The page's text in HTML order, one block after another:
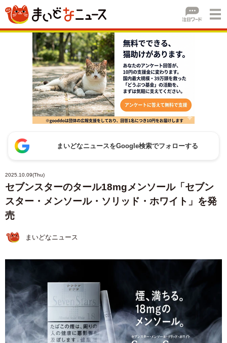
まいどなニュースをGoogle検索でフォローする
2025.10.09(Thu)
セブンスターのタール18mgメンソール「セブン
スター・メンソール・ソリッド・ホワイト」を発
売
まいどなニュース